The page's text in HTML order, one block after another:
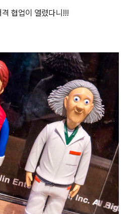
협업이 열렸다니!!!